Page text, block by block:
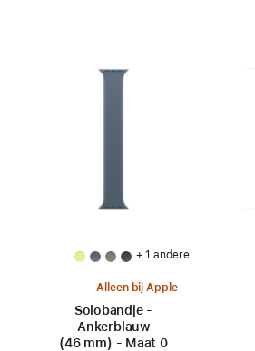
+ 1 andere
Alleen bij Apple
Solobandje -
Ankerblauw
(46 mm) - Maat 0